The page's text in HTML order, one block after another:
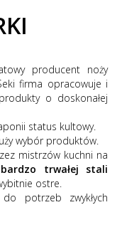
producent noży
firma opracowuje i
o doskonałej
status kultowy.
wybór produktów.
mistrzów kuchni na
bardzo trwałej stali
ostre.
potrzeb zwykłych